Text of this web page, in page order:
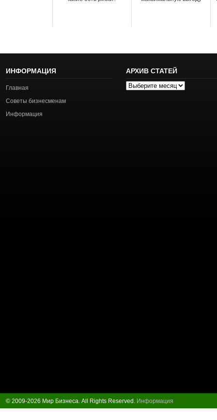
ИНФОРМАЦИЯ
Главная
Советы бизнесменам
Информация
АРХИВ СТАТЕЙ
Архив
© 2009-2026 Мир Бизнеса. All Rights Reserved. Информация